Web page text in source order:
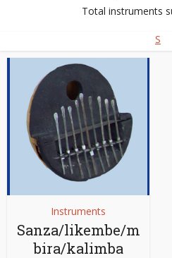
Total instruments
S
Instruments
Sanza/likembe/m
bira/kalimba